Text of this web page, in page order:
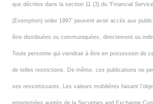
que décrites dans la section 11 (3) du ‘Financial
(Exemption) order 1997’ peuvent avoir accès aux
être distribuées ou communiquées, directement ou
Toute personne qui viendrait à être en possession de
de telles restrictions. De même, ces publications ne
ses ressortissants. Les valeurs mobilières faisant
enregistrées auprès de la Securities and Exchange